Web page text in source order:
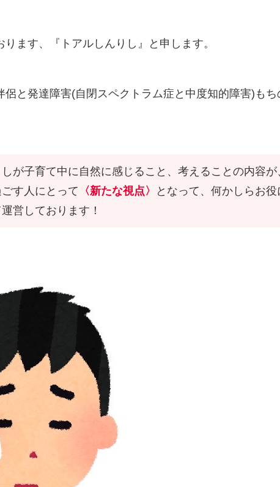
ます、『トアルしんりし』と申します。
と発達障害(自閉スペクトラム症と中度知的障害)もち
が子育て中に自然に感じること、考えることの内容が
す人にとって 〈新たな視点〉
となって、何かしらお役
営しております！